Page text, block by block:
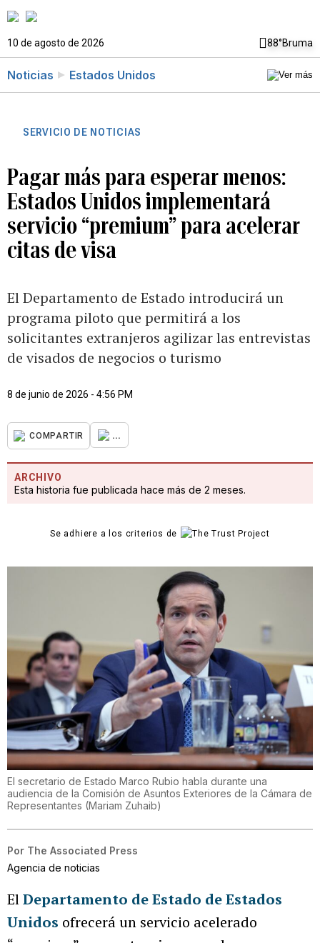
10 de agosto de 2026 88°Bruma
Noticias Estados Unidos
SERVICIO DE NOTICIAS
Pagar más para esperar menos:
Estados Unidos implementará
servicio “premium” para acelerar
citas de visa
El Departamento de Estado introducirá un
programa piloto que permitirá a los
solicitantes extranjeros agilizar las entrevistas
de visados de negocios o turismo
8 de junio de 2026 - 4:56 PM
COMPARTIR ...
ARCHIVO
Esta historia fue publicada hace más de 2 meses.
Se adhiere a los criterios de
El secretario de Estado Marco Rubio habla durante una
audiencia de la Comisión de Asuntos Exteriores de la Cámara de
Representantes (Mariam Zuhaib)
Por The Associated Press
Agencia de noticias
ElDepartamento de Estado de Estados
Unidos ofrecerá un servicio acelerado